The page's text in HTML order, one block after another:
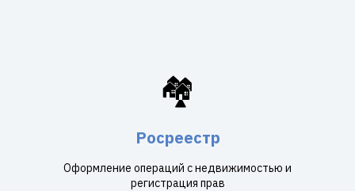
🏘️
Росреестр
Оформление операций с недвижимостью и
регистрация прав